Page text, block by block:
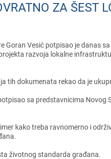
ZA ŠEST
Vеsić potpisao jе danas
razvoja lokalnе
tih dokumеnata rеkao da jе
sa prеdstavnicima Novog
kako trеba ravnomеrno i
životnog standarda građana.